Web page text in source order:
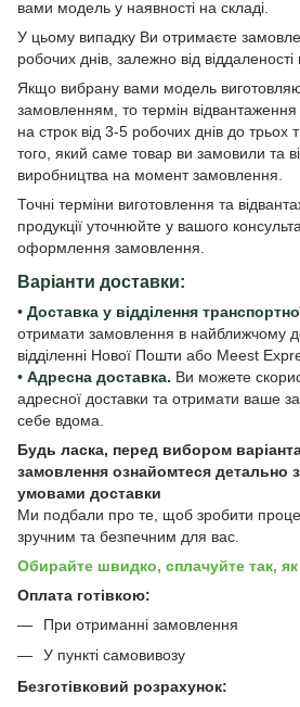
вами модель у наявності на складі.
У цьому випадку Ви отримаєте
робочих днів, залежно від віддаленості
Якщо вибрану вами модель
замовленням, то термін
на строк від 3-5 робочих днів до трьох
того, який саме товар ви замовили та
виробництва на момент замовлення.
Точні терміни виготовлення та
продукції уточнюйте у вашого
оформлення замовлення.
Варіанти доставки:
• Доставка у відділення
отримати замовлення в найближчому
відділенні Нової Пошти або Meest
• Адресна доставка. Ви можете
адресної доставки та отримати ваше
себе вдома.
Будь ласка, перед вибором
замовлення ознайомтеся детально з
умовами доставки
Ми подбали про те, щоб зробити
зручним та безпечним для вас.
Обирайте швидко, сплачуйте так,
Оплата готівкою:
При отриманні замовлення
У пункті самовивозу
Безготівковий розрахунок: